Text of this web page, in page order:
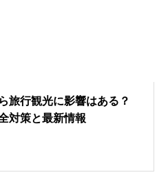
旅行観光に影響はある？
対策と最新情報